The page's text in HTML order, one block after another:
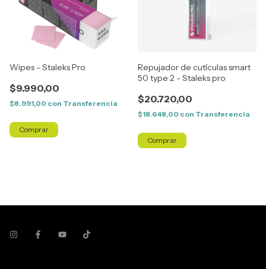
Wipes - Staleks Pro
$9.990,00
$8.991,00 con Transferencia
Repujador de cutículas smart
50 type 2 - Staleks pro
$20.720,00
$18.648,00 con Transferencia